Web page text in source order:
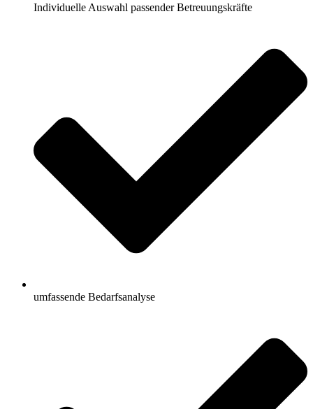
Individuelle Auswahl passender Betreuungskräfte
umfassende Bedarfsanalyse